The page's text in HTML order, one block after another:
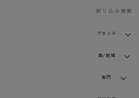
採用情報
絞り込み検索
ブランド
国/地域
部門